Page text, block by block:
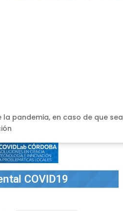
pandemia, en caso de que sea